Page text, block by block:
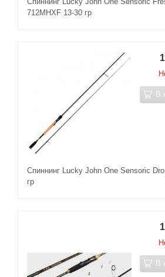
712MHXF 13-30 гр
Спиннинг Lucky John One Sensoric
гр
В
В